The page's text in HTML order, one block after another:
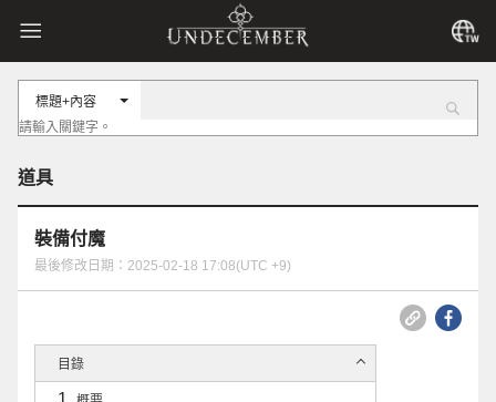
標題+內容
道具
裝備付魔
最後修改日期：2025-02-18 17:08(UTC +9)
目錄